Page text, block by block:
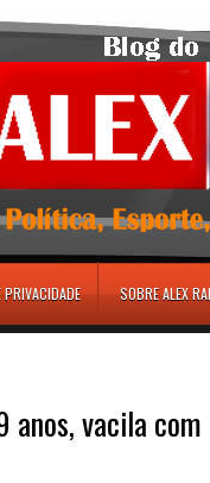
SOBRE ALEX
vacila